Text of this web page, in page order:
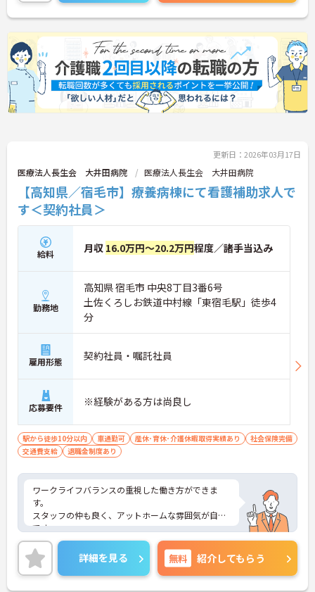
更新日：2026年03月17日
医療法人長生会 大井田病院 医療法人長生会 大井田病院
【高知県／宿毛市】療養病棟にて看護補助求人で
す＜契約社員＞
給料 月収 16.0万円～20.2万円程度／諸手当込み
勤務地
高知県 宿毛市 中央8丁目3番6号
土佐くろしお鉄道中村線「東宿毛駅」徒歩4
分
雇用形態 契約社員・嘱託社員
応募要件 ※経験がある方は尚良し
駅から徒歩10分以内 車通勤可 産休･育休･介護休暇取得実績あり
社会保険完備
交通費支給
退職金制度あり
ワークライフバランスの重視した働き方ができま
す。
スタッフの仲も良く、アットホームな雰囲気が自慢
です。
ご興味ある方には、面接対策ポイントなど、詳細を
お話しいたしますのでお気軽にご相談ください
詳細を見る 無料 紹介してもらう